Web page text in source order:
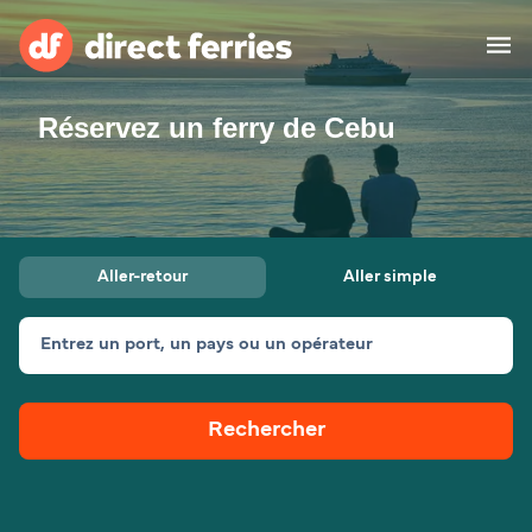
Compagnies de ferry
Pays
Billet de bateau
Traversées et ports
Canada (FR)
Mon Compte
Réservez un ferry de Cebu
Aller-retour Aller simple
Entrez un port, un pays ou un opérateur
Rechercher